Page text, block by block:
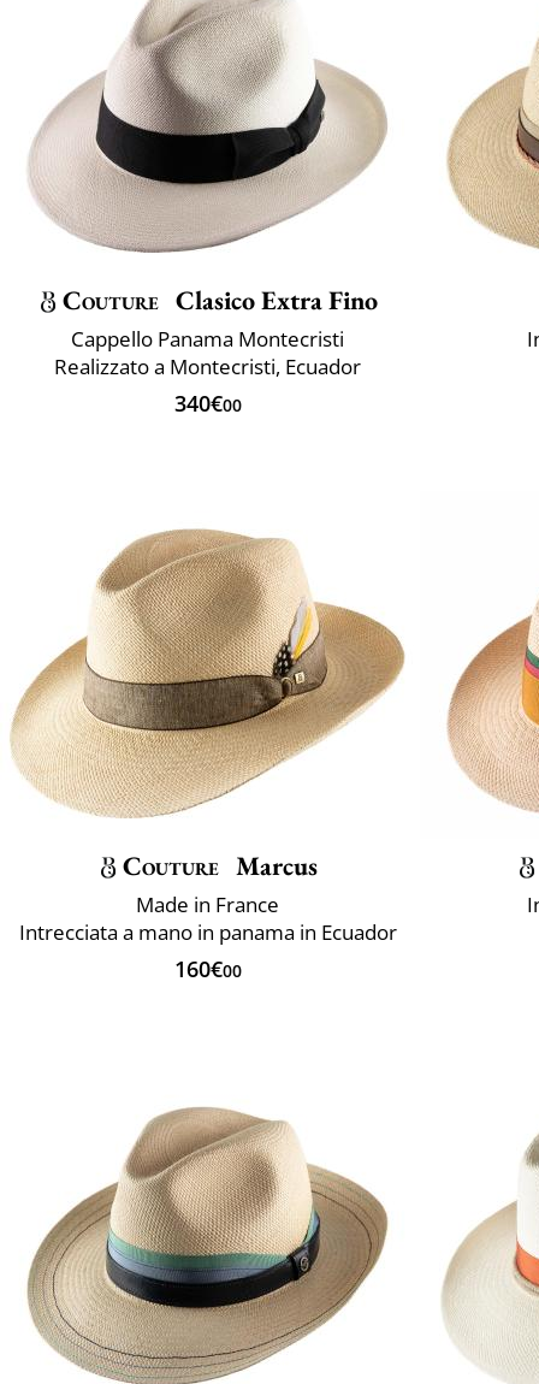
Couture Clasico Extra Fino
Cappello Panama Montecristi
Realizzato a Montecristi, Ecuador
340€00
Couture Marcus
Made in France
Intrecciata a mano in panama in Ecuador
160€00